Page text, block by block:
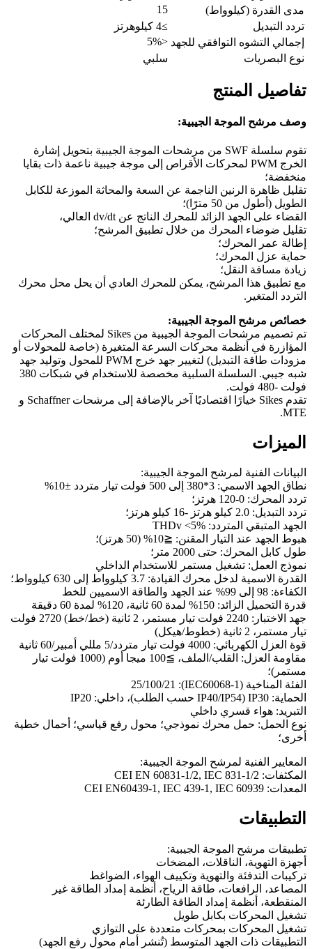
مدى القدرة (كيلوواط)
15
تردد التبديل
≥4 كيلوهرتز
إجمالي التشوه التوافقي للجهد <5%
نوع البصريات
سلبي
تفاصيل المنتج
وصف مرشح الموجة الجيبية:
تقوم سلسلة SWF من مرشحات الموجة الجيبية بتحويل إشارة
الخرج PWM لمحركات الأقراص إلى موجة جيبية ناعمة ذات بقايا
منخفضة؛
تقليل ظاهرة الرنين الناجمة عن السعة والمحاثة الموزعة للكابل
الطويل (أطول من 50 مترًا)؛
القضاء على الجهد الزائد للمحرك الناتج عن dv/dt العالي،
تقليل ضوضاء المحرك من خلال تطبيق المرشح؛
إطالة عمر المحرك؛
حماية عزل المحرك؛
زيادة مسافة النقل؛
مع تطبيق هذا المرشح، يمكن للمحرك العادي أن يحل محل محرك
التردد المتغير.
خصائص مرشح الموجة الجيبية:
تم تصميم مرشحات الموجة الجيبية من Sikes لمختلف المحركات
المؤازرة في أنظمة محركات السرعة المتغيرة (خاصة للمحولات أو
مزودات طاقة التبديل) لتغيير جهد خرج PWM للمحول وتوليد جهد
شبه جيبي. السلسلة السلبية مخصصة للاستخدام في شبكات 380
فولت -480 فولت.
تقدم Sikes خيارًا اقتصاديًا آخر بالإضافة إلى مرشحات Schaffner و
MTE.
الميزات
البيانات الفنية لمرشح الموجة الجيبية:
نطاق الجهد الاسمي: 3*380 إلى 500 فولت تيار متردد ±10%
تردد المحرك: 0-120 هرتز؛
تردد التبديل: 2.0 كيلو هرتز -16 كيلو هرتز؛
الجهد المتبقي المتردد: THDv <5%
هبوط الجهد عند التيار المقنن: ≦10% (50 هرتز)؛
طول كابل المحرك: حتى 2000 متر؛
نموذج العمل: تشغيل مستمر للاستخدام الداخلي
القدرة الاسمية لدخل محرك القيادة: 3.7 كيلوواط إلى 630 كيلوواط؛
الكفاءة: 98 إلى 99% عند الجهد والطاقة الاسميين للخط
قدرة التحميل الزائد: 150% لمدة 60 ثانية، 120% لمدة 60 دقيقة
جهد الاختبار: 2240 فولت تيار مستمر، 2 ثانية (خط/خط) 2720 فولت
تيار مستمر، 2 ثانية (خطوط/هيكل)
قوة العزل الكهربائي: 4000 فولت تيار متردد/5 مللي أمبير/60 ثانية
مقاومة العزل: القلب/الملف، ≧100 ميجا أوم (1000 فولت تيار
مستمر)؛
الفئة المناخية (IEC60068-1): 25/100/21
الحماية: IP30 (IP40/IP54 حسب الطلب)، داخلي: IP20
التبريد: هواء قسري داخلي
نوع الحمل: حمل محرك نموذجي؛ محول رفع قياسي؛ أحمال خطية
أخرى؛
المعايير الفنية لمرشح الموجة الجيبية:
المكثفات: CEI EN 60831-1/2, IEC 831-1/2
المعدات: CEI EN60439-1, IEC 439-1, IEC 60939
التطبيقات
تطبيقات مرشح الموجة الجيبية:
أجهزة التهوية، الناقلات، المضخات
تركيبات التدفئة والتهوية وتكييف الهواء، الضواغط
المصاعد، الرافعات، طاقة الرياح، أنظمة إمداد الطاقة غير
المنقطعة، أنظمة إمداد الطاقة الطارئة
تشغيل المحركات بكابل طويل
تشغيل المحركات بمحركات متعددة على التوازي
التطبيقات ذات الجهد المتوسط (تُنشر أمام محول رفع الجهد)